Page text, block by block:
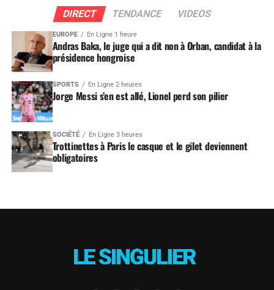
DIRECT TENDANCE VIDEOS
EUROPE En Ligne 1 heure
Andras Baka, le juge qui a dit non à Orban, candidat à la
présidence hongroise
SPORTS En Ligne 2 heures
Jorge Messi s’en est allé, Lionel perd son pilier
SOCIÉTÉ En Ligne 3 heures
Trottinettes à Paris le casque et le gilet deviennent
obligatoires